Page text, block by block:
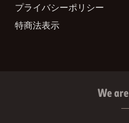
プライバシーポリシー
特商法表示
We